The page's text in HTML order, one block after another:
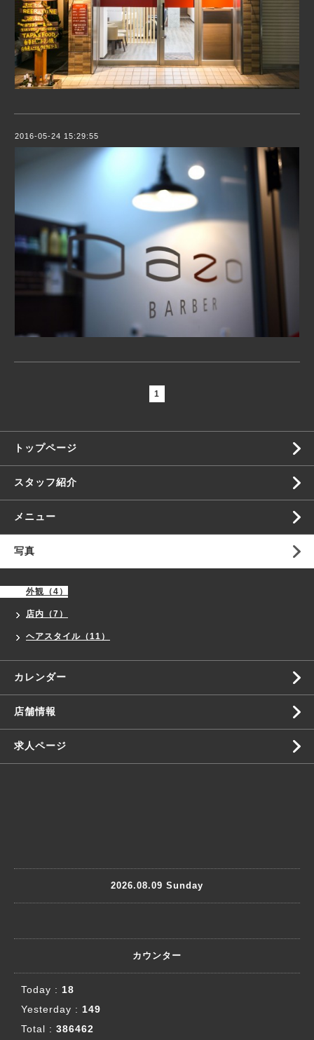
2016-05-24 15:29:55
1
トップページ
スタッフ紹介
メニュー
写真
外観（4）
店内（7）
ヘアスタイル（11）
カレンダー
店舗情報
求人ページ
2026.08.09 Sunday
カウンター
Today : 18
Yesterday : 149
Total : 386462